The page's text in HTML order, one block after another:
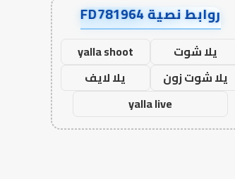
روابط نصية FD781964
يلا شوت
yalla shoot
يلا شوت زون
يلا لايف
yalla live